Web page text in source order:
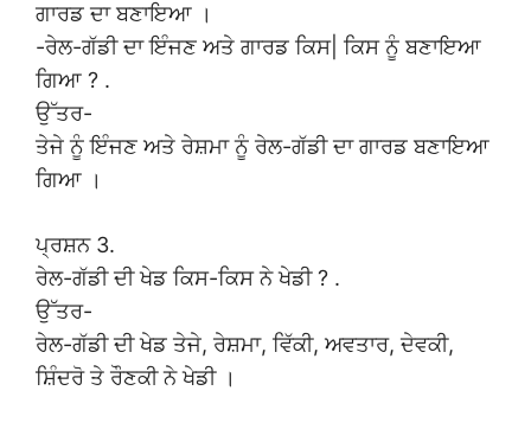
ਗਾਰਡ ਦਾ ਬਣਾਇਆ ।
-ਰੇਲ-ਗੱਡੀ ਦਾ ਇੰਜਣ ਅਤੇ ਗਾਰਡ ਕਿਸ| ਕਿਸ ਨੂੰ ਬਣਾਇਆ
ਗਿਆ ? .
ਉੱਤਰ-
ਤੇਜੇ ਨੂੰ ਇੰਜਣ ਅਤੇ ਰੇਸ਼ਮਾ ਨੂੰ ਰੇਲ-ਗੱਡੀ ਦਾ ਗਾਰਡ ਬਣਾਇਆ
ਗਿਆ ।
ਪ੍ਰਸ਼ਨ 3.
ਰੇਲ-ਗੱਡੀ ਦੀ ਖੇਡ ਕਿਸ-ਕਿਸ ਨੇ ਖੇਡੀ ? .
ਉੱਤਰ-
ਰੇਲ-ਗੱਡੀ ਦੀ ਖੇਡ ਤੇਜੇ, ਰੇਸ਼ਮਾ, ਵਿੱਕੀ, ਅਵਤਾਰ, ਦੇਵਕੀ,
ਸ਼ਿੰਦਰੋ ਤੇ ਰੌਣਕੀ ਨੇ ਖੇਡੀ ।